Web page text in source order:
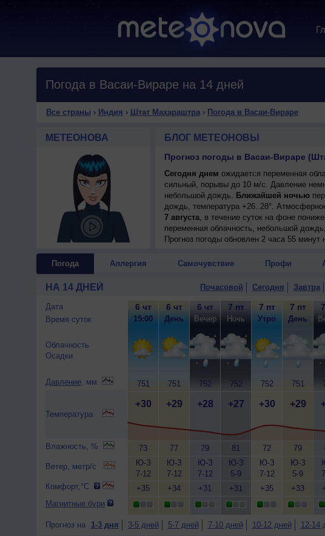
Погода в Васаи-Вираре на 14 дней
Все страны › Индия › Штат Махараштра› Погода в Васаи-Вираре
МЕТЕОНОВА БЛОГ МЕТЕОНОВЫ
Прогноз погоды в Васаи-Вираре
Сегодня днем ожидается переменная
сильный, порывы до 10 м/с. Давление
небольшой дождь. Ближайшей ночью
дождь, температура +26..28°.
7 августа, в течение суток на фоне
переменная облачность, небольшой
западный, умеренный.
Прогноз погоды обновлен 2 часа 55 минут
Погода Аллергия Самочувствие Профи
НА 14 ДНЕЙ Почасовой Сегодня Завтра
Дата
Время суток
Облачность
Осадки
Давление, мм.
Температура
Влажность, %
Ветер, метр/с
Комфорт,°C
Магнитные бури
6 чт
15:00
751
+30
73
Ю-З
7-12
+35
6 чт
День
751
+29
77
Ю-З
7-12
+34
6 чт
Вечер
752
+28
79
Ю-З
7-12
+31
7 пт
Ночь
752
+27
81
Ю-З
5-9
+31
7 пт
Утро
752
+30
72
Ю-З
7-12
+35
7 пт
День
751
+29
79
Ю-З
5-9
+33
Прогноз на 1-3 дня 3-5 дней 5-7 дней 7-10 дней 10-12 дней 12-14